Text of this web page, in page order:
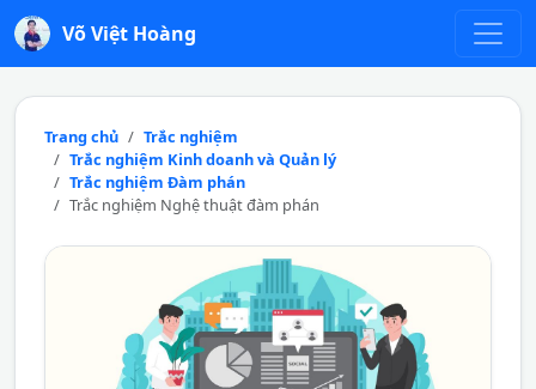
Võ Việt Hoàng
Trang chủ
Trắc nghiệm
Trắc nghiệm Kinh doanh và Quản lý
Trắc nghiệm Đàm phán
Trắc nghiệm Nghệ thuật đàm phán